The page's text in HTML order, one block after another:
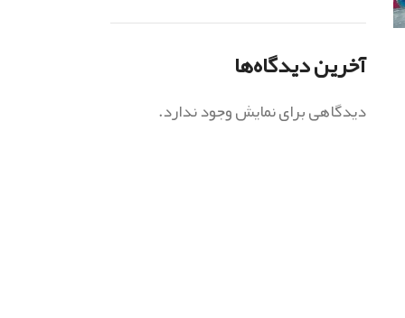
آخرین دیدگاه‌ها
دیدگاهی برای نمایش وجود ندارد.